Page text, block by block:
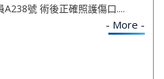
號 術後正確照護傷口....
- More -